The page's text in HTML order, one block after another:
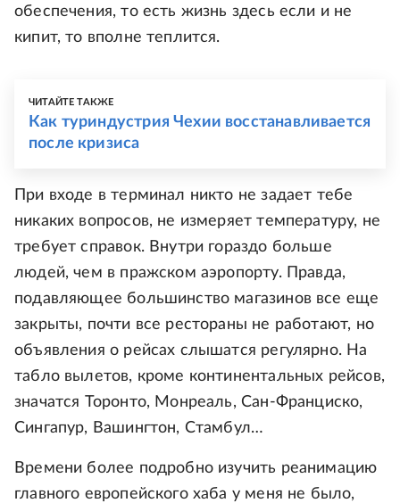
обеспечения, то есть жизнь здесь если и не
кипит, то вполне теплится.
ЧИТАЙТЕ ТАКЖЕ
Как туриндустрия Чехии восстанавливается
после кризиса
При входе в терминал никто не задает тебе
никаких вопросов, не измеряет температуру, не
требует справок. Внутри гораздо больше
людей, чем в пражском аэропорту. Правда,
подавляющее большинство магазинов все еще
закрыты, почти все рестораны не работают, но
объявления о рейсах слышатся регулярно. На
табло вылетов, кроме континентальных рейсов,
значатся Торонто, Монреаль, Сан-Франциско,
Сингапур, Вашингтон, Стамбул…
Времени более подробно изучить реанимацию
главного европейского хаба у меня не было,